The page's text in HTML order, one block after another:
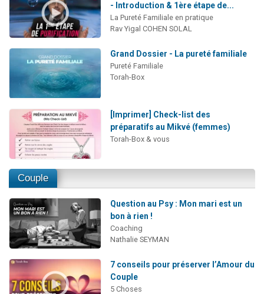
- Introduction & 1ère étape de...
La Pureté Familiale en pratique
Rav Yigal COHEN SOLAL
Grand Dossier - La pureté familiale
Pureté Familiale
Torah-Box
[Imprimer] Check-list des
préparatifs au Mikvé (femmes)
Torah-Box & vous
Couple
Question au Psy : Mon mari est un
bon à rien !
Coaching
Nathalie SEYMAN
7 conseils pour préserver l’Amour du
Couple
5 Choses